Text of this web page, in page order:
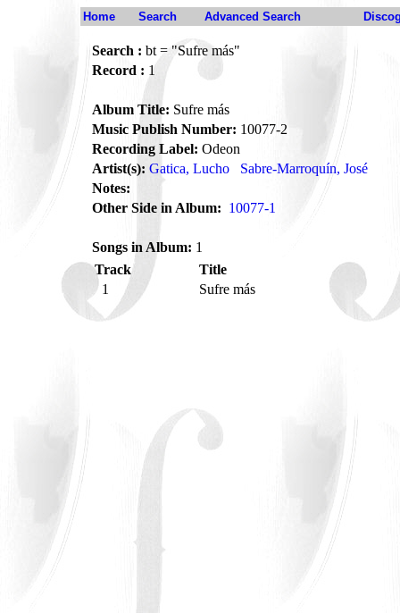
Home Search Advanced Search
Search : bt = "Sufre más"
Record : 1
Album Title: Sufre más
Music Publish Number: 10077-2
Recording Label: Odeon
Artist(s): Gatica, Lucho
Sabre-Marroquín, José
Notes:
Other Side in Album: 10077-1
Songs in Album: 1
Track
Title
1
Sufre más